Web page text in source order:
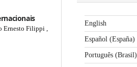
Filippi ,
English
Español (España)
Português (Brasil)